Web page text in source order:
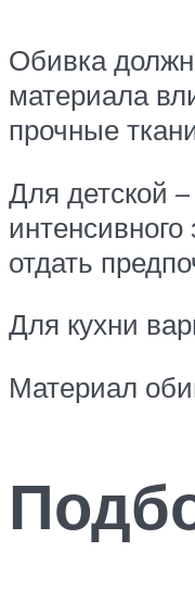
Обивка
материала
прочные
Для детской
отдать
Для кухни
Материал